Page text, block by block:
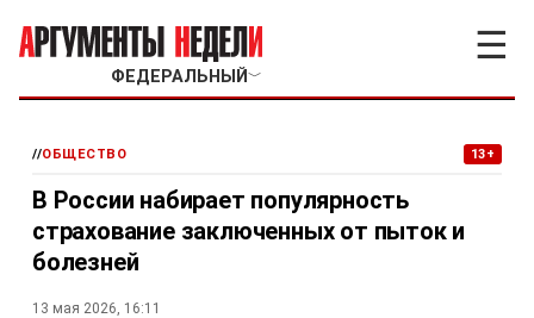
ФЕДЕРАЛЬНЫЙ ﹀
☰
//ОБЩЕСТВО 13+
В России набирает популярность
страхование заключенных от пыток и
болезней
13 мая 2026, 16:11